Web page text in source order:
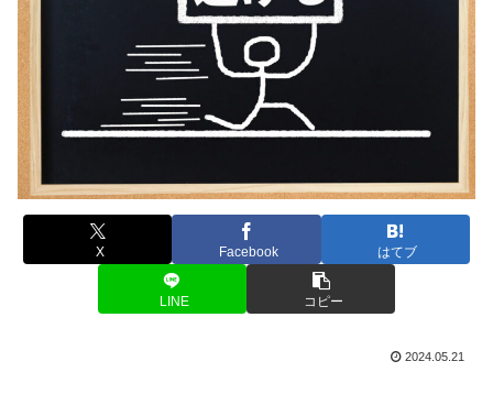
X Facebook はてブ
LINE コピー
2024.05.21